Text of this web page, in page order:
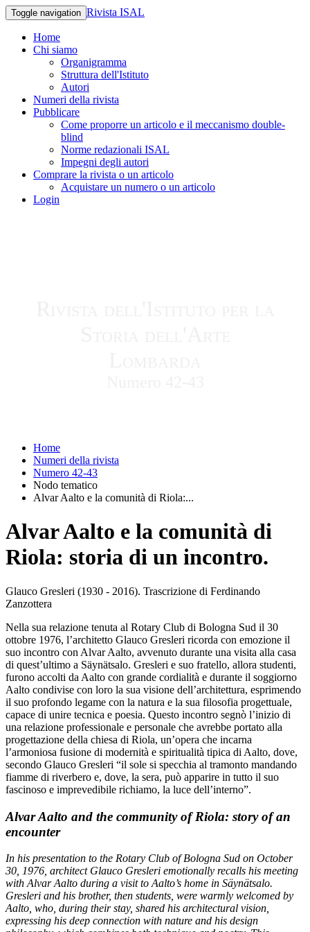
Toggle navigation Rivista ISAL
Home
Chi siamo
Organigramma
Struttura dell'Istituto
Autori
Numeri della rivista
Pubblicare
Come proporre un articolo e il meccanismo double-
blind
Norme redazionali ISAL
Impegni degli autori
Comprare la rivista o un articolo
Acquistare un numero o un articolo
Login
Home
Numeri della rivista
Numero 42-43
Nodo tematico
Alvar Aalto e la comunità di Riola:...
Alvar Aalto e la comunità di
Riola: storia di un incontro.
Glauco Gresleri (1930 - 2016). Trascrizione di Ferdinando
Zanzottera
Nella sua relazione tenuta al Rotary Club di Bologna Sud il 30
ottobre 1976, l’architetto Glauco Gresleri ricorda con emozione il
suo incontro con Alvar Aalto, avvenuto durante una visita alla casa
di quest’ultimo a Säynätsalo. Gresleri e suo fratello, allora studenti,
furono accolti da Aalto con grande cordialità e durante il soggiorno
Aalto condivise con loro la sua visione dell’architettura, esprimendo
il suo profondo legame con la natura e la sua filosofia progettuale,
capace di unire tecnica e poesia. Questo incontro segnò l’inizio di
una relazione professionale e personale che avrebbe portato alla
progettazione della chiesa di Riola, un’opera che incarna
l’armoniosa fusione di modernità e spiritualità tipica di Aalto, dove,
secondo Glauco Gresleri “il sole si specchia al tramonto mandando
fiamme di riverbero e, dove, la sera, può apparire in tutto il suo
fascinoso e imprevedibile richiamo, la luce dell’interno”.
Alvar Aalto and the community of Riola: story of an
encounter
In his presentation to the Rotary Club of Bologna Sud on October
30, 1976, architect Glauco Gresleri emotionally recalls his meeting
with Alvar Aalto during a visit to Aalto’s home in Säynätsalo.
Gresleri and his brother, then students, were warmly welcomed by
Aalto, who, during their stay, shared his architectural vision,
expressing his deep connection with nature and his design